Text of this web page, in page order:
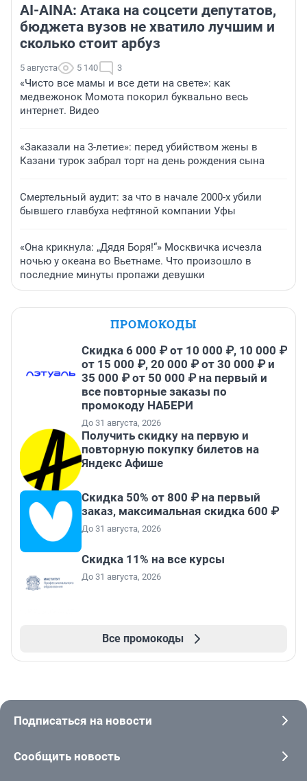
AI-AINA: Атака на соцсети депутатов,
бюджета вузов не хватило лучшим и
сколько стоит арбуз
5 августа 5 140 3
«Чисто все мамы и все дети на свете»: как
медвежонок Момота покорил буквально весь
интернет. Видео
«Заказали на 3-летие»: перед убийством жены в
Казани турок забрал торт на день рождения сына
Смертельный аудит: за что в начале 2000-х убили
бывшего главбуха нефтяной компании Уфы
«Она крикнула: „Дядя Боря!“» Москвичка исчезла
ночью у океана во Вьетнаме. Что произошло в
последние минуты пропажи девушки
ПРОМОКОДЫ
Скидка 6 000 ₽ от 10 000 ₽, 10 000 ₽
от 15 000 ₽, 20 000 ₽ от 30 000 ₽ и
35 000 ₽ от 50 000 ₽ на первый и
все повторные заказы по
промокоду НАБЕРИ
До 31 августа, 2026
Получить скидку на первую и
повторную покупку билетов на
Яндекс Афише
Скидка 50% от 800 ₽ на первый
заказ, максимальная скидка 600 ₽
До 31 августа, 2026
Скидка 11% на все курсы
До 31 августа, 2026
Все промокоды
Подписаться на новости
Сообщить новость